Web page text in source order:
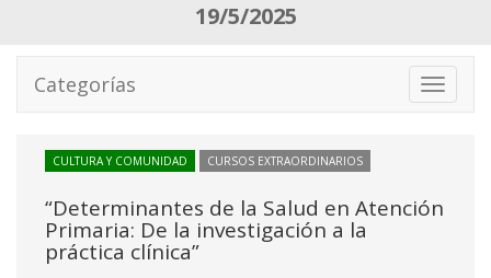
19/5/2025
Toggle
Categorías
CULTURA Y COMUNIDAD CURSOS EXTRAORDINARIOS
“Determinantes de la Salud en Atención
Primaria: De la investigación a la
práctica clínica”